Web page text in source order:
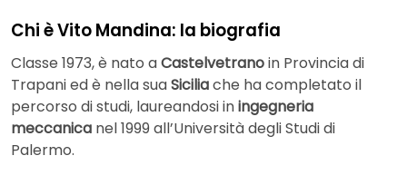
Chi è Vito Mandina: la biografia
Classe 1973, è nato aCastelvetranoin Provincia di
Trapani ed è nella suaSiciliache ha completato il
percorso di studi, laureandosi iningegneria
meccanica nel 1999 all’Università degli Studi di
Palermo.